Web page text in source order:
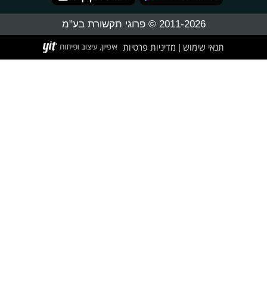
2011-2026 © פרוגי תקשורת בע"מ
תנאי שימוש מדיניות פרטיות